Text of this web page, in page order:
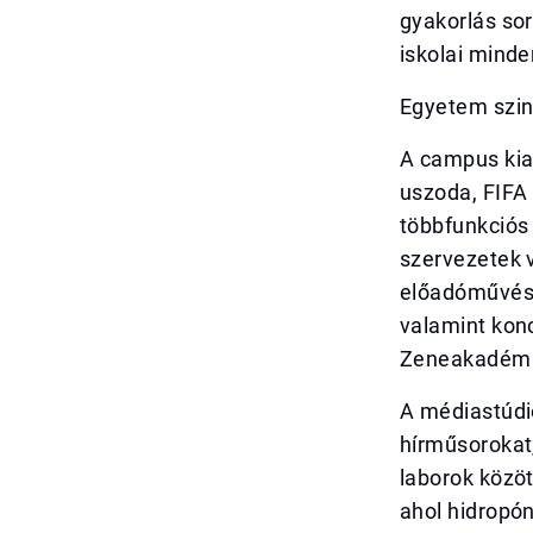
gyakorlás
iskolai
Egyetem
A campus
uszoda,
szervezetek
valamint
A
laborok
ahol